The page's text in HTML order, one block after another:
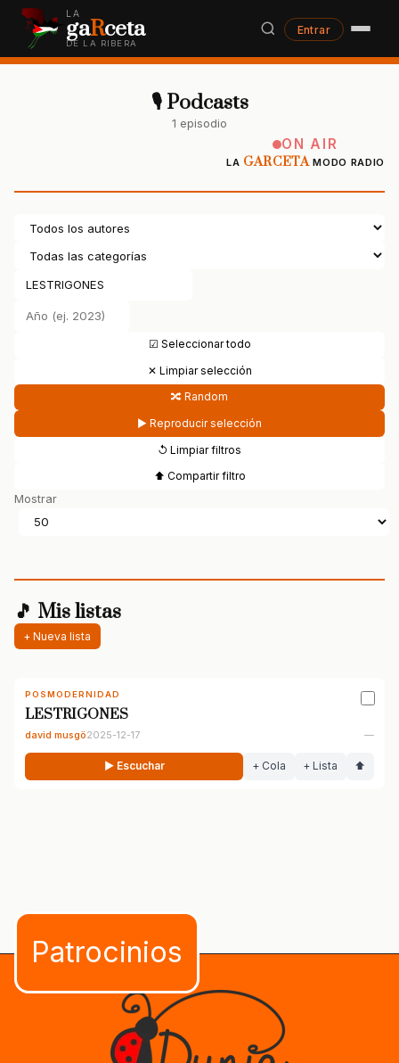
LA
gaRceta
DE LA RIBERA
Entrar
🎙 Podcasts
1 episodio
ON AIR
LA GARCETAMODO RADIO
☑ Seleccionar todo
✕ Limpiar selección
🔀 Random
▶ Reproducir selección
↺ Limpiar filtros
⬆ Compartir filtro
Mostrar
🎵 Mis listas
+ Nueva lista
POSMODERNIDAD
LESTRIGONES
david musgö2025-12-17 —
▶ Escuchar + Cola + Lista ⬆